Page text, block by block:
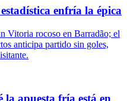
enfría la épica
Vitoria rocoso en Barradão; el
anticipa partido sin goles,
apuesta fría está en